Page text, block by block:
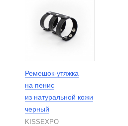
Ремешок-утяжка
на пенис
из натуральной кожи
черный
KISSEXPO